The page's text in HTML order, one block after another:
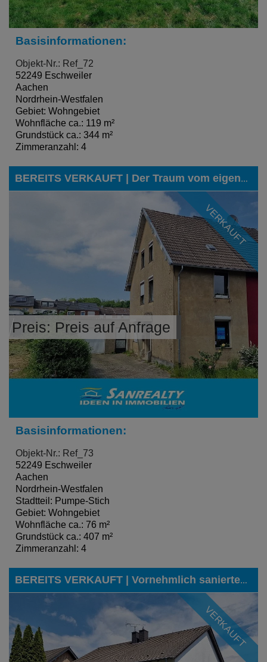
Basisinformationen:
Objekt-Nr.: Ref_72
52249 Eschweiler
Aachen
Nordrhein-Westfalen
Gebiet: Wohngebiet
Wohnfläche ca.: 119 m²
Grundstück ca.: 344 m²
Zimmeranzahl: 4
BEREITS VERKAUFT | Der Traum vom eigenen Haus mit Garten und Garage, auch für den kleinen Geldbeutel, kann hier Wirklichkeit werden
VERKAUFT
Basisinformationen:
Objekt-Nr.: Ref_73
52249 Eschweiler
Aachen
Nordrhein-Westfalen
Stadtteil: Pumpe-Stich
Gebiet: Wohngebiet
Preis: Preis auf Anfrage
Wohnfläche ca.: 76 m²
Grundstück ca.: 407 m²
Zimmeranzahl: 4
BEREITS VERKAUFT | Vornehmlich saniertes Einfamilienhaus in sonniger Lage von Mechernich-Kommern
VERKAUFT